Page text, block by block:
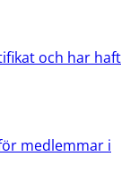
och har haft
medlemmar i